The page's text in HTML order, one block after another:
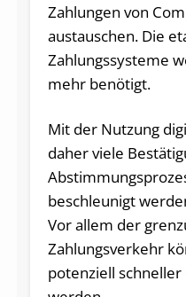
Zahlungen von
austauschen. Die
Zahlungssysteme
mehr benötigt.
Mit der Nutzung
daher viele
beschleunigt
Vor allem der
Zahlungsverkehr
potenziell